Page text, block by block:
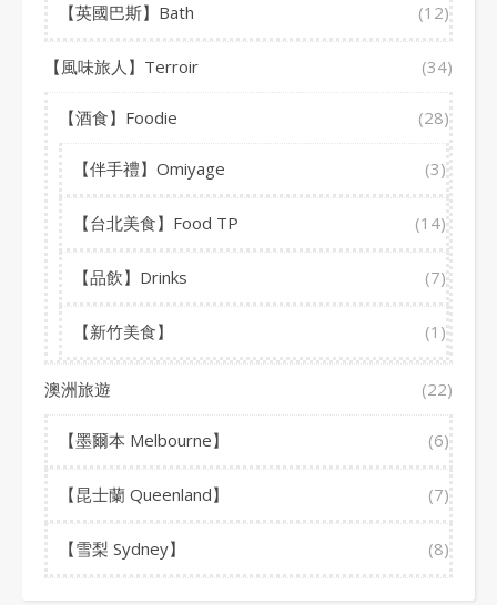
【英國巴斯】Bath (12)
【風味旅人】Terroir (34)
【酒食】Foodie (28)
【伴手禮】Omiyage (3)
【台北美食】Food TP (14)
【品飲】Drinks (7)
【新竹美食】 (1)
澳洲旅遊 (22)
【墨爾本 Melbourne】 (6)
【昆士蘭 Queenland】 (7)
【雪梨 Sydney】 (8)